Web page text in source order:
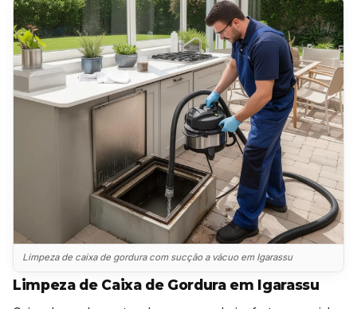
Limpeza de caixa de gordura com sucção a vácuo em Igarassu
Limpeza de Caixa de Gordura em Igarassu